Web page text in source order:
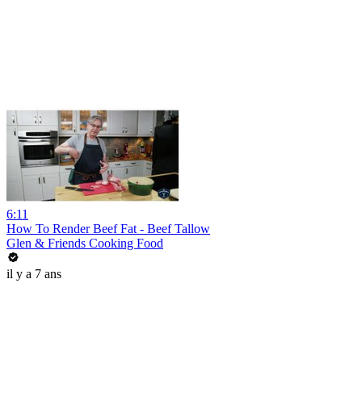
6:11
How To Render Beef Fat - Beef Tallow
Glen & Friends Cooking Food
il y a 7 ans